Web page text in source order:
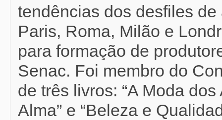
tendências dos desfiles
Paris, Roma, Milão e
para formação de
Senac. Foi membro do
de três livros: “A Moda
Alma” e “Beleza e